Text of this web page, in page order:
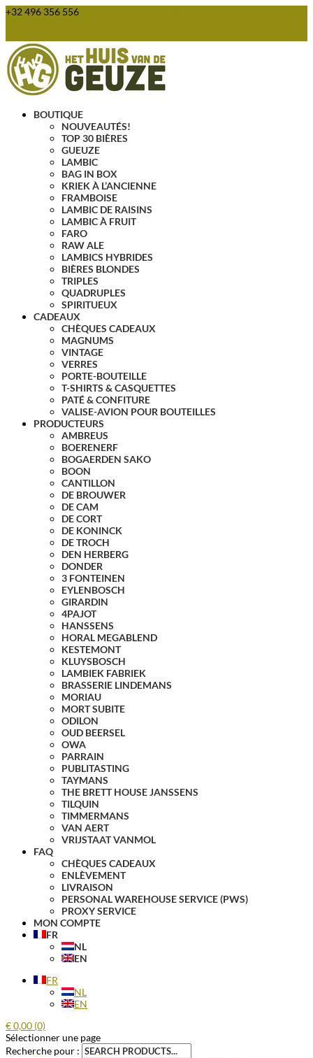
+32 496 356 556
BOUTIQUE
NOUVEAUTÉS!
TOP 30 BIÈRES
GUEUZE
LAMBIC
BAG IN BOX
KRIEK À L’ANCIENNE
FRAMBOISE
LAMBIC DE RAISINS
LAMBIC À FRUIT
FARO
RAW ALE
LAMBICS HYBRIDES
BIÈRES BLONDES
TRIPLES
QUADRUPLES
SPIRITUEUX
CADEAUX
CHÈQUES CADEAUX
MAGNUMS
VINTAGE
VERRES
PORTE-BOUTEILLE
T-SHIRTS & CASQUETTES
PATÉ & CONFITURE
VALISE-AVION POUR BOUTEILLES
PRODUCTEURS
AMBREUS
BOERENERF
BOGAERDEN SAKO
BOON
CANTILLON
DE BROUWER
DE CAM
DE CORT
DE KONINCK
DE TROCH
DEN HERBERG
DONDER
3 FONTEINEN
EYLENBOSCH
GIRARDIN
4PAJOT
HANSSENS
HORAL MEGABLEND
KESTEMONT
KLUYSBOSCH
LAMBIEK FABRIEK
BRASSERIE LINDEMANS
MORIAU
MORT SUBITE
ODILON
OUD BEERSEL
OWA
PARRAIN
PUBLITASTING
TAYMANS
THE BRETT HOUSE JANSSENS
TILQUIN
TIMMERMANS
VAN AERT
VRIJSTAAT VANMOL
FAQ
CHÈQUES CADEAUX
ENLÈVEMENT
LIVRAISON
PERSONAL WAREHOUSE SERVICE (PWS)
PROXY SERVICE
MON COMPTE
FR
NL
EN
FR
NL
EN
€0,00 (0)
Sélectionner une page
Recherche pour :